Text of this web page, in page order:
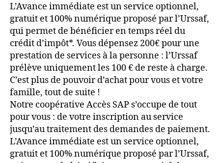
L’Avance immédiate est un service optionnel,
gratuit et 100% numérique proposé par l’Urssaf,
qui permet de bénéficier en temps réel du
crédit d’impôt*. Vous dépensez 200€ pour une
prestation de services à la personne : l’Urssaf
prélève uniquement les 100 € de reste à charge.
C’est plus de pouvoir d’achat pour vous et votre
famille, tout de suite !
Notre coopérative Accès SAP s’occupe de tout
pour vous : de votre inscription au service
jusqu’au traitement des demandes de paiement.
L’Avance immédiate est un service optionnel,
gratuit et 100% numérique proposé par l’Urssaf,